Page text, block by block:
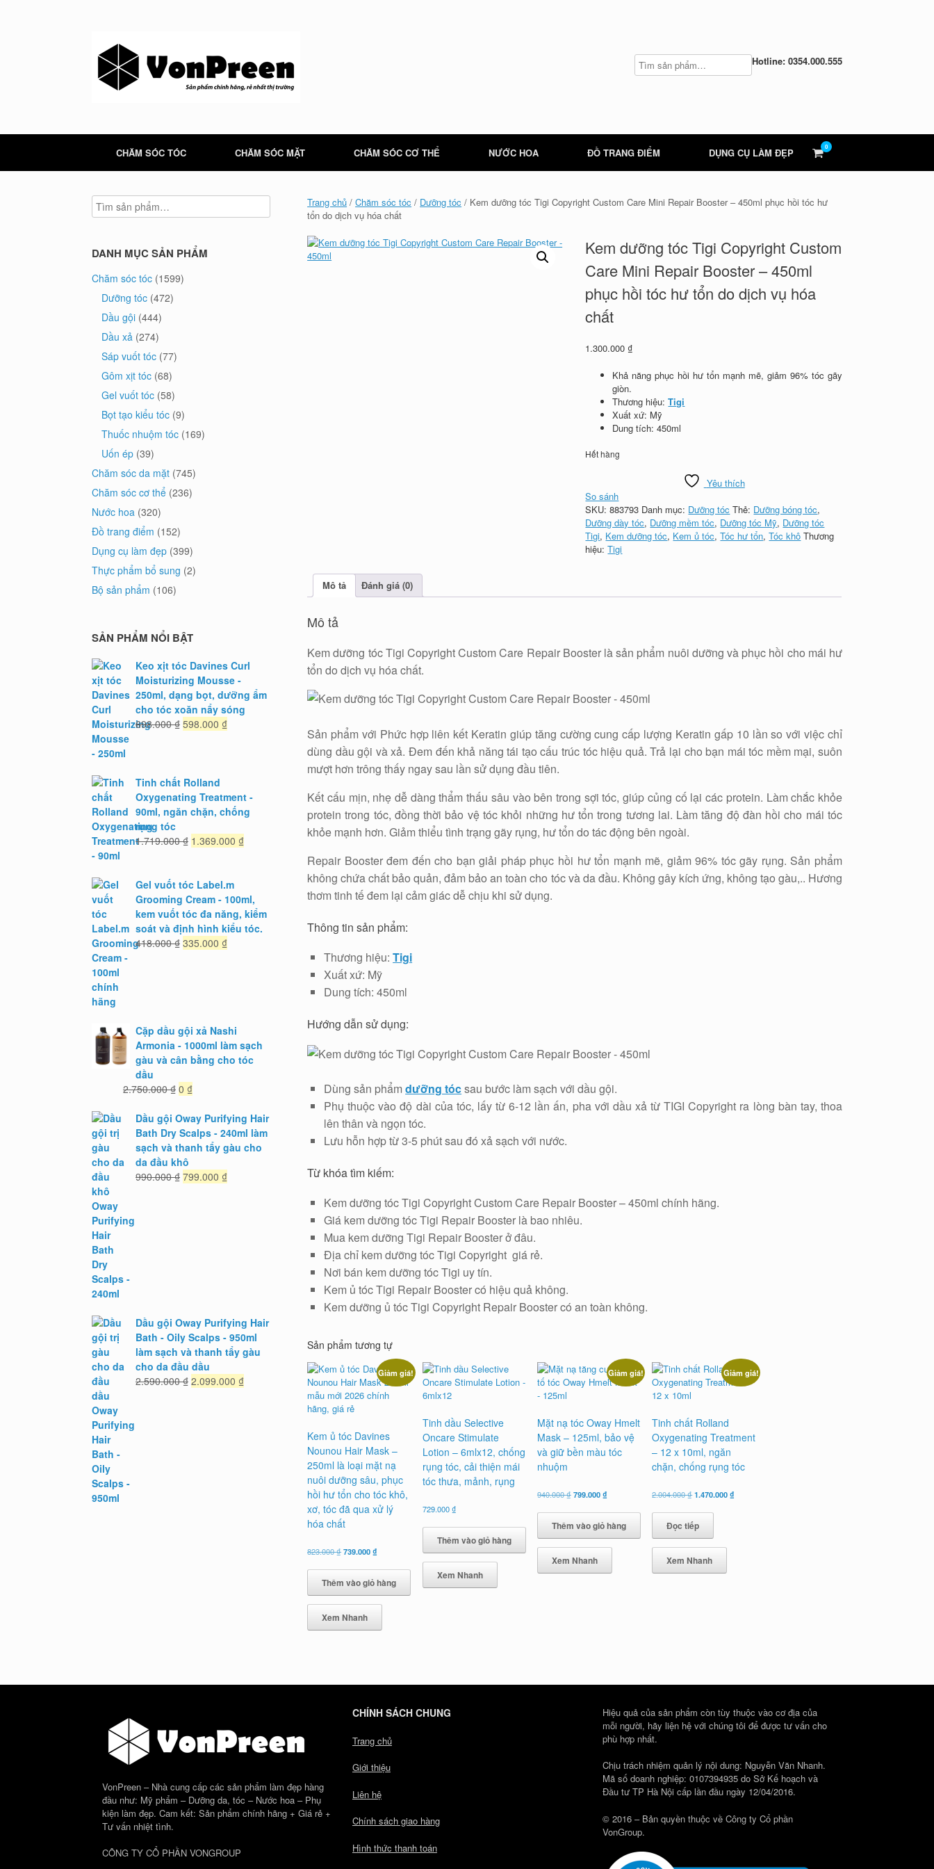
Hotline: 0354.000.555
CHĂM SÓC TÓC CHĂM SÓC MẶT CHĂM SÓC CƠ THỂ NƯỚC HOA ĐỒ TRANG ĐIỂM DỤNG CỤ LÀM ĐẸP View
shopping
cart
0
Trang chủ /Chăm sóc tóc / Dưỡng tóc / Kem dưỡng tóc Tigi Copyright Custom Care Mini Repair Booster – 450ml phục hồi tóc hư
tổn do dịch vụ hóa chất
Kem dưỡng tóc Tigi Copyright Custom
Care Mini Repair Booster – 450ml
phục hồi tóc hư tổn do dịch vụ hóa
chất
1.300.000 ₫
Khả năng phục hồi hư tổn mạnh mẽ, giảm 96% tóc gãy
giòn.
Thương hiệu:Tigi
Xuất xứ: Mỹ
Dung tích: 450ml
Hết hàng
Yêu thích
So sánh
SKU:883793 Danh mục: Dưỡng tóc Thẻ: Dưỡng bóng tóc,
Dưỡng dày tóc, Dưỡng mềm tóc, Dưỡng tóc Mỹ, Dưỡng tóc
Tigi, Kem dưỡng tóc, Kem ủ tóc,Tóc hư tổn,Tóc khô Thương
hiệu:Tigi
Mô tả Đánh giá (0)
Mô tả
Kem dưỡng tóc Tigi Copyright Custom Care Repair Booster là sản phẩm nuôi dưỡng và phục hồi cho mái hư
tổn do dịch vụ hóa chất.
Sản phẩm với Phức hợp liên kết Keratin giúp tăng cường cung cấp lượng Keratin gấp 10 lần so với việc chỉ
dùng dầu gội và xả. Đem đến khả năng tái tạo cấu trúc tóc hiệu quả. Trả lại cho bạn mái tóc mềm mại, suôn
mượt hơn trông thấy ngay sau lần sử dụng đầu tiên.
Kết cấu mịn, nhẹ dễ dàng thẩm thấu sâu vào bên trong sợi tóc, giúp củng cố lại các protein. Làm chắc khỏe
protein trong tóc, đồng thời bảo vệ tóc khỏi những hư tổn trong tương lai. Làm tăng độ đàn hồi cho mái tóc
khỏe mạnh hơn. Giảm thiểu tình trạng gãy rụng, hư tổn do tác động bên ngoài.
Repair Booster đem đến cho bạn giải pháp phục hồi hư tổn mạnh mẽ, giảm 96% tóc gãy rụng. Sản phẩm
không chứa chất bảo quản, đảm bảo an toàn cho tóc và da đầu. Không gây kích ứng, không tạo gàu,.. Hương
thơm tinh tế đem lại cảm giác dễ chịu khi sử dụng.
Thông tin sản phẩm:
Thương hiệu:Tigi
Xuất xứ: Mỹ
Dung tích: 450ml
Hướng dẫn sử dụng:
Dùng sản phẩmdưỡng tócsau bước làm sạch với dầu gội.
Phụ thuộc vào độ dài của tóc, lấy từ 6-12 lần ấn, pha với dầu xả từ TIGI Copyright ra lòng bàn tay, thoa
lên thân và ngọn tóc.
Lưu hỗn hợp từ 3-5 phút sau đó xả sạch với nước.
Từ khóa tìm kiếm:
Kem dưỡng tóc Tigi Copyright Custom Care Repair Booster – 450ml chính hãng.
Giá kem dưỡng tóc Tigi Repair Booster là bao nhiêu.
Mua kem dưỡng Tigi Repair Booster ở đâu.
Địa chỉ kem dưỡng tóc Tigi Copyright giá rẻ.
Nơi bán kem dưỡng tóc Tigi uy tín.
Kem ủ tóc Tigi Repair Booster có hiệu quả không.
Kem dưỡng ủ tóc Tigi Copyright Repair Booster có an toàn không.
Sản phẩm tương tự
Giảm giá!
Kem ủ tóc Davines
Nounou Hair Mask –
250ml là loại mặt nạ
nuôi dưỡng sâu, phục
hồi hư tổn cho tóc khô,
xơ, tóc đã qua xử lý
hóa chất
823.000₫Giá
là:
823.000 ₫.
739.000₫
tại
là:
739.000 ₫.
Thêm vào giỏ hàng
Xem Nhanh
Tinh dầu Selective
Oncare Stimulate
Lotion – 6mlx12, chống
rụng tóc, cải thiện mái
tóc thưa, mảnh, rụng
729.000₫
Thêm vào giỏ hàng
Xem Nhanh
Giảm giá!
Mặt nạ tóc Oway Hmelt
Mask – 125ml, bảo vệ
và giữ bền màu tóc
nhuộm
940.000₫Giá
là:
940.000 ₫.
799.000₫Giá
tại
là:
799.000 ₫.
Thêm vào giỏ hàng
Xem Nhanh
Giảm giá!
Tinh chất Rolland
Oxygenating Treatment
– 12 x 10ml, ngăn
chặn, chống rụng tóc
2.004.000₫Giá
là:
2.004.000 ₫.
1.470.000₫
Đọc tiếp
Xem Nhanh
DANH MỤC SẢN PHẨM
Chăm sóc tóc (1599)
Dưỡng tóc (472)
Dầu gội (444)
Dầu xả (274)
Sáp vuốt tóc (77)
Gôm xịt tóc (68)
Gel vuốt tóc (58)
Bọt tạo kiểu tóc (9)
Thuốc nhuộm tóc (169)
Uốn ép (39)
Chăm sóc da mặt (745)
Chăm sóc cơ thể (236)
Nước hoa (320)
Đồ trang điểm (152)
Dụng cụ làm đẹp (399)
Thực phẩm bổ sung (2)
Bộ sản phẩm (106)
SẢN PHẨM NỔI BẬT
Keo xịt tóc Davines Curl
Moisturizing Mousse -
250ml, dạng bọt, dưỡng ẩm
cho tóc xoăn nẩy sóng
698.000₫ Giá
598.000 ₫Giá
Tinh chất Rolland
Oxygenating Treatment -
90ml, ngăn chặn, chống
rụng tóc
1.719.000₫ Giá
1.719.000 ₫.
1.369.000 ₫Giá
1.369.000 ₫.
Gel vuốt tóc Label.m
Grooming Cream - 100ml,
kem vuốt tóc đa năng, kiểm
soát và định hình kiểu tóc.
418.000₫ Giá
335.000 ₫Giá
Cặp dầu gội xả Nashi
Armonia - 1000ml làm sạch
gàu và cân bằng cho tóc
dầu
2.750.000₫ Giá
là:
2.750.000 ₫.
0 ₫Giá
tại
là:
0 ₫.
Dầu gội Oway Purifying Hair
Bath Dry Scalps - 240ml làm
sạch và thanh tẩy gàu cho
da đầu khô
990.000₫ Giá
799.000 ₫Giá
Dầu gội Oway Purifying Hair
Bath - Oily Scalps - 950ml
làm sạch và thanh tẩy gàu
cho da đầu dầu
2.590.000₫ Giá
2.099.000 ₫Giá
VonPreen – Nhà cung cấp các sản phẩm làm đẹp hàng
đầu như: Mỹ phẩm – Dưỡng da, tóc – Nước hoa – Phụ
kiện làm đẹp. Cam kết: Sản phẩm chính hãng + Giá rẻ +
Tư vấn nhiệt tình.
CÔNG TY CỔ PHẦN VONGROUP
CHÍNH SÁCH CHUNG
Trang chủ
Giới thiệu
Liên hệ
Chính sách giao hàng
Hình thức thanh toán
Hiệu quả của sản phẩm còn tùy thuộc vào cơ địa của
mỗi người, hãy liện hệ với chúng tôi để được tư vấn cho
phù hợp nhất.
Chịu trách nhiệm quản lý nội dung: Nguyễn Văn Nhanh.
Mã số doanh nghiệp: 0107394935 do Sở Kế hoạch và
Đầu tư TP Hà Nội cấp lần đầu ngày 12/04/2016.
© 2016 – Bản quyền thuộc về Công ty Cổ phần
VonGroup.